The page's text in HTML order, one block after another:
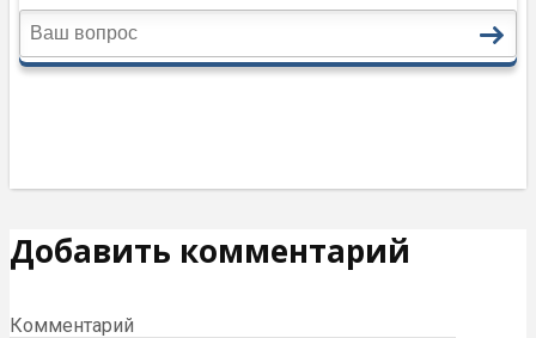
Добавить комментарий
Комментарий